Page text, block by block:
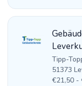
Tipp-
51373
€21,50 -